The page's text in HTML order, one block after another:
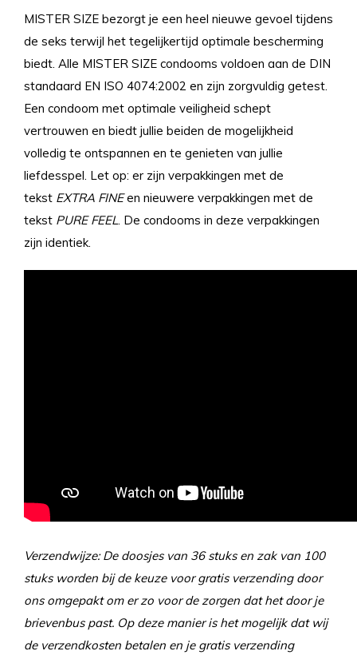
MISTER SIZE bezorgt je een heel nieuwe gevoel tijdens
de seks terwijl het tegelijkertijd optimale bescherming
biedt. Alle MISTER SIZE condooms voldoen aan de DIN
standaard EN ISO 4074:2002 en zijn zorgvuldig getest.
Een condoom met optimale veiligheid schept
vertrouwen en biedt jullie beiden de mogelijkheid
volledig te ontspannen en te genieten van jullie
liefdesspel. Let op: er zijn verpakkingen met de
tekst EXTRA FINEen nieuwere verpakkingen met de
tekst PURE FEEL. De condooms in deze verpakkingen
zijn identiek.
Verzendwijze: De doosjes van 36 stuks en zak van 100
stuks worden bij de keuze voor gratis verzending door
ons omgepakt om er zo voor de zorgen dat het door je
brievenbus past. Op deze manier is het mogelijk dat wij
de verzendkosten betalen en je gratis verzending